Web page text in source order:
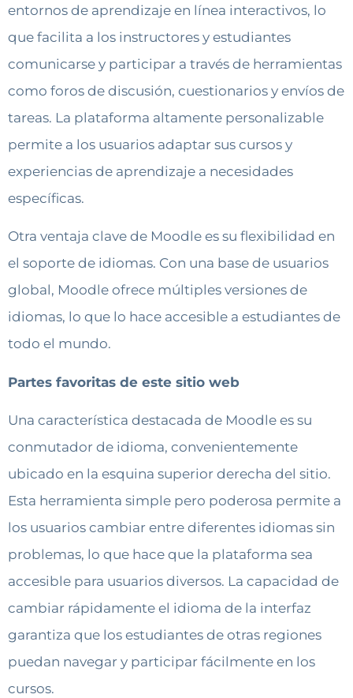
entornos de aprendizaje en línea interactivos, lo
que facilita a los instructores y estudiantes
comunicarse y participar a través de herramientas
como foros de discusión, cuestionarios y envíos de
tareas. La plataforma altamente personalizable
permite a los usuarios adaptar sus cursos y
experiencias de aprendizaje a necesidades
específicas.
Otra ventaja clave de Moodle es su flexibilidad en
el soporte de idiomas. Con una base de usuarios
global, Moodle ofrece múltiples versiones de
idiomas, lo que lo hace accesible a estudiantes de
todo el mundo.
Partes favoritas de este sitio web
Una característica destacada de Moodle es su
conmutador de idioma, convenientemente
ubicado en la esquina superior derecha del sitio.
Esta herramienta simple pero poderosa permite a
los usuarios cambiar entre diferentes idiomas sin
problemas, lo que hace que la plataforma sea
accesible para usuarios diversos. La capacidad de
cambiar rápidamente el idioma de la interfaz
garantiza que los estudiantes de otras regiones
puedan navegar y participar fácilmente en los
cursos.